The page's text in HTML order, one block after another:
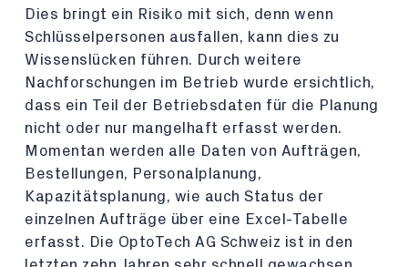
Dies bringt ein Risiko mit sich, denn wenn
Schlüsselpersonen ausfallen, kann dies zu
Wissenslücken führen. Durch weitere
Nachforschungen im Betrieb wurde ersichtlich,
dass ein Teil der Betriebsdaten für die Planung
nicht oder nur mangelhaft erfasst werden.
Momentan werden alle Daten von Aufträgen,
Bestellungen, Personalplanung,
Kapazitätsplanung, wie auch Status der
einzelnen Aufträge über eine Excel-Tabelle
erfasst. Die OptoTech AG Schweiz ist in den